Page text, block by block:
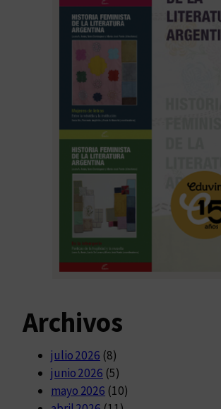
Archivos
julio 2026 (8)
junio 2026 (5)
mayo 2026 (10)